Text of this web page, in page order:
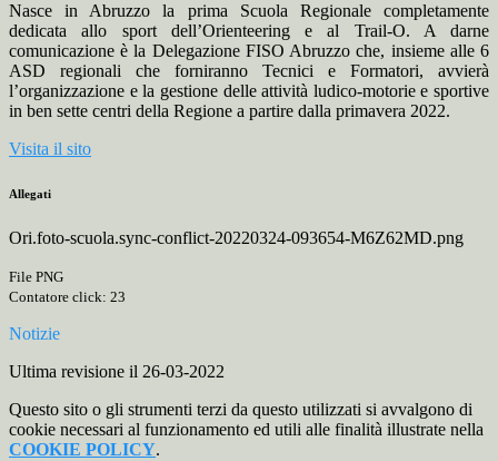
Nasce in Abruzzo la prima Scuola Regionale completamente
dedicata allo sport dell’Orienteering e al Trail-O. A darne
comunicazione è la Delegazione FISO Abruzzo che, insieme alle 6
ASD regionali che forniranno Tecnici e Formatori, avvierà
l’organizzazione e la gestione delle attività ludico-motorie e sportive
in ben sette centri della Regione a partire dalla primavera 2022.
Visita il sito
Allegati
Ori.foto-scuola.sync-conflict-20220324-093654-M6Z62MD.png
File PNG
Contatore click: 23
Notizie
Ultima revisione il 26-03-2022
Questo sito o gli strumenti terzi da questo utilizzati si avvalgono di
cookie necessari al funzionamento ed utili alle finalità illustrate nella
COOKIE POLICY.